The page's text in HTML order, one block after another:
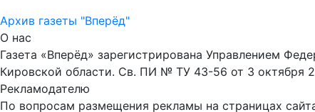
Архив газеты "Вперёд"
О нас
Газета «Вперёд» зарегистрирована Управлением
Кировской области. Св. ПИ № ТУ 43-56 от 3 октября
Рекламодателю
По вопросам размещения рекламы на страницах